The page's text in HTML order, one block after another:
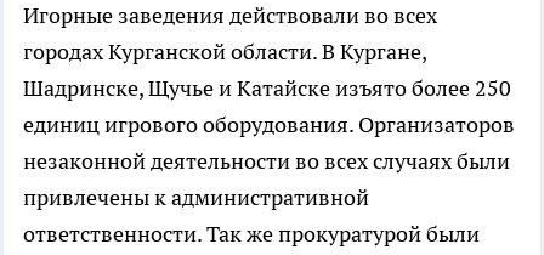
Игорные заведения действовали во всех
городах Курганской области.В Кургане,
Шадринске, Щучье и Катайске изъято более 250
единиц игрового оборудования. Организаторов
незаконной деятельности во всех случаях были
привлечены к административной
ответственности. Так же прокуратурой были